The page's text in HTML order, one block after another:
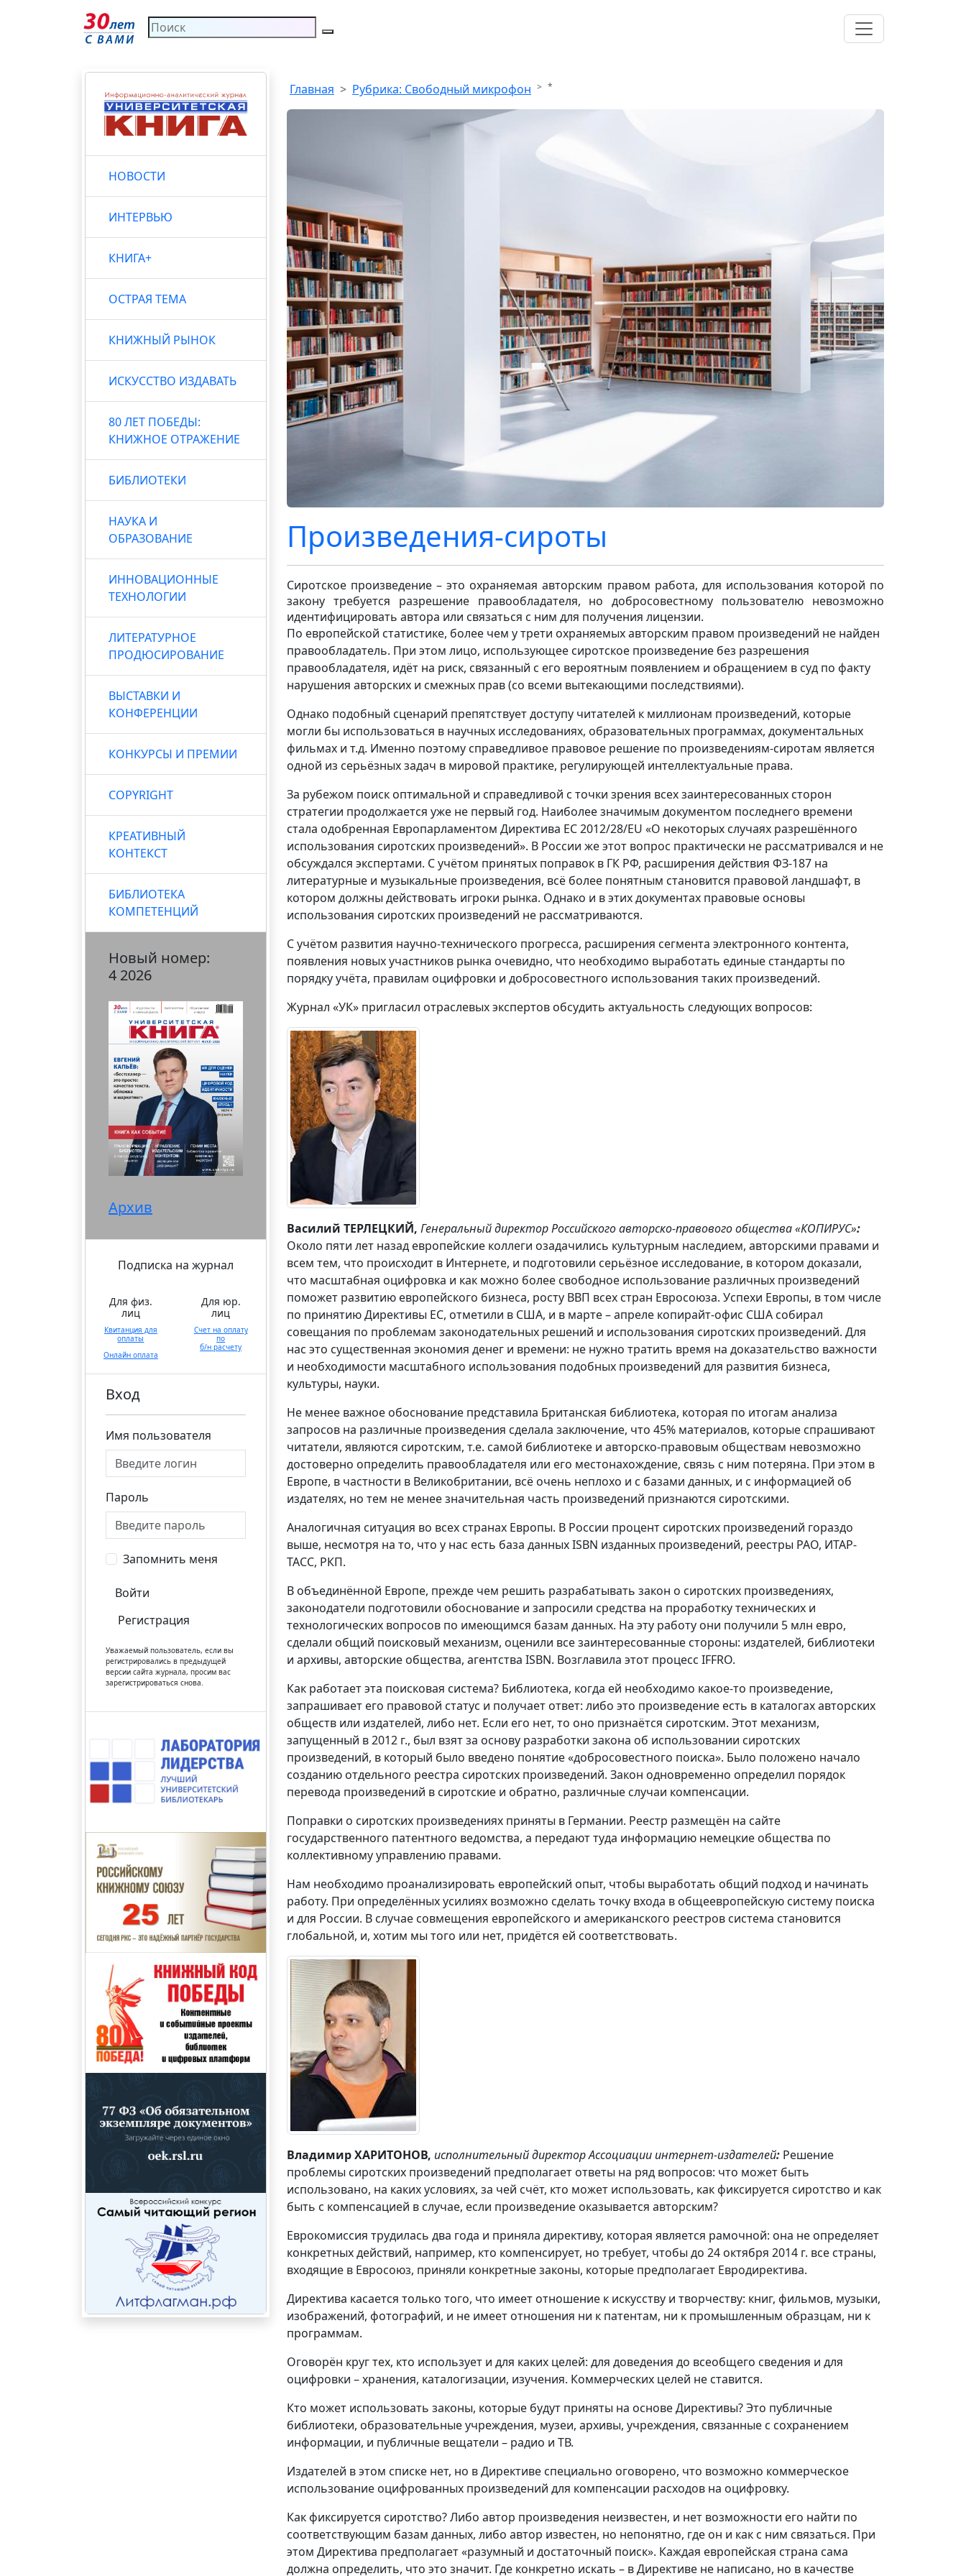
НОВОСТИ
ИНТЕРВЬЮ
КНИГА+
ОСТРАЯ ТЕМА
КНИЖНЫЙ РЫНОК
ИСКУССТВО ИЗДАВАТЬ
80 ЛЕТ ПОБЕДЫ:
КНИЖНОЕ ОТРАЖЕНИЕ
БИБЛИОТЕКИ
НАУКА И
ОБРАЗОВАНИЕ
ИННОВАЦИОННЫЕ
ТЕХНОЛОГИИ
ЛИТЕРАТУРНОЕ
ПРОДЮСИРОВАНИЕ
ВЫСТАВКИ И
КОНФЕРЕНЦИИ
КОНКУРСЫ И ПРЕМИИ
COPYRIGHT
КРЕАТИВНЫЙ
КОНТЕКСТ
БИБЛИОТЕКА
КОМПЕТЕНЦИЙ
Новый номер:
4 2026
Архив
Подписка на журнал
Для физ.
лиц
Квитанция для
оплаты
Онлайн оплата
Для юр.
лиц
Счет на оплату
по
б/н расчету
Вход
Имя пользователя
Пароль
Запомнить меня
Войти
Регистрация
Уважаемый пользователь, если вы
регистрировались в предыдущей
версии сайта журнала, просим вас
зарегистрироваться снова.
Главная Рубрика: Свободный микрофон *
Произведения-сироты
Сиротское произведение – это охраняемая авторским правом работа, для использования которой по
закону требуется разрешение правообладателя, но добросовестному пользователю невозможно
идентифицировать автора или связаться с ним для получения лицензии.
По европейской статистике, более чем у трети охраняемых авторским правом произведений не найден
правообладатель. При этом лицо, использующее сиротское произведение без разрешения
правообладателя, идёт на риск, связанный с его вероятным появлением и обращением в суд по факту
нарушения авторских и смежных прав (со всеми вытекающими последствиями).
Однако подобный сценарий препятствует доступу читателей к миллионам произведений, которые
могли бы использоваться в научных исследованиях, образовательных программах, документальных
фильмах и т.д. Именно поэтому справедливое правовое решение по произведениям-сиротам является
одной из серьёзных задач в мировой практике, регулирующей интеллектуальные права.
За рубежом поиск оптимальной и справедливой с точки зрения всех заинтересованных сторон
стратегии продолжается уже не первый год. Наиболее значимым документом последнего времени
стала одобренная Европарламентом Директива ЕС 2012/28/EU «О некоторых случаях разрешённого
использования сиротских произведений». В России же этот вопрос практически не рассматривался и не
обсуждался экспертами. С учётом принятых поправок в ГК РФ, расширения действия ФЗ-187 на
литературные и музыкальные произведения, всё более понятным становится правовой ландшафт, в
котором должны действовать игроки рынка. Однако и в этих документах правовые основы
использования сиротских произведений не рассматриваются.
С учётом развития научно-технического прогресса, расширения сегмента электронного контента,
появления новых участников рынка очевидно, что необходимо выработать единые стандарты по
порядку учёта, правилам оцифровки и добросовестного использования таких произведений.
Журнал «УК» пригласил отраслевых экспертов обсудить актуальность следующих вопросов:
Василий ТЕРЛЕЦКИЙ, Генеральный директор Российского авторско-правового общества «КОПИРУС»:
Около пяти лет назад европейские коллеги озадачились культурным наследием, авторскими правами и
всем тем, что происходит в Интернете, и подготовили серьёзное исследование, в котором доказали,
что масштабная оцифровка и как можно более свободное использование различных произведений
поможет развитию европейского бизнеса, росту ВВП всех стран Евросоюза. Успехи Европы, в том числе
по принятию Директивы ЕС, отметили в США, и в марте – апреле копирайт-офис США собирал
совещания по проблемам законодательных решений и использования сиротских произведений. Для
нас это существенная экономия денег и времени: не нужно тратить время на доказательство важности
и необходимости масштабного использования подобных произведений для развития бизнеса,
культуры, науки.
Не менее важное обоснование представила Британская библиотека, которая по итогам анализа
запросов на различные произведения сделала заключение, что 45% материалов, которые спрашивают
читатели, являются сиротским, т.е. самой библиотеке и авторско-правовым обществам невозможно
достоверно определить правообладателя или его местонахождение, связь с ним потеряна. При этом в
Европе, в частности в Великобритании, всё очень неплохо и с базами данных, и с информацией об
издателях, но тем не менее значительная часть произведений признаются сиротскими.
Аналогичная ситуация во всех странах Европы. В России процент сиротских произведений гораздо
выше, несмотря на то, что у нас есть база данных ISBN изданных произведений, реестры РАО, ИТАР-
ТАСС, РКП.
В объединённой Европе, прежде чем решить разрабатывать закон о сиротских произведениях,
законодатели подготовили обоснование и запросили средства на проработку технических и
технологических вопросов по имеющимся базам данных. На эту работу они получили 5 млн евро,
сделали общий поисковый механизм, оценили все заинтересованные стороны: издателей, библиотеки
и архивы, авторские общества, агентства ISBN. Возглавила этот процесс IFFRO.
Как работает эта поисковая система? Библиотека, когда ей необходимо какое-то произведение,
запрашивает его правовой статус и получает ответ: либо это произведение есть в каталогах авторских
обществ или издателей, либо нет. Если его нет, то оно признаётся сиротским. Этот механизм,
запущенный в 2012 г., был взят за основу разработки закона об использовании сиротских
произведений, в который было введено понятие «добросовестного поиска». Было положено начало
созданию отдельного реестра сиротских произведений. Закон одновременно определил порядок
перевода произведений в сиротские и обратно, различные случаи компенсации.
Поправки о сиротских произведениях приняты в Германии. Реестр размещён на сайте
государственного патентного ведомства, а передают туда информацию немецкие общества по
коллективному управлению правами.
Нам необходимо проанализировать европейский опыт, чтобы выработать общий подход и начинать
работу. При определённых усилиях возможно сделать точку входа в общеевропейскую систему поиска
и для России. В случае совмещения европейского и американского реестров система становится
глобальной, и, хотим мы того или нет, придётся ей соответствовать.
Владимир ХАРИТОНОВ, исполнительный директор Ассоциации интернет-издателей: Решение
проблемы сиротских произведений предполагает ответы на ряд вопросов: что может быть
использовано, на каких условиях, за чей счёт, кто может использовать, как фиксируется сиротство и как
быть с компенсацией в случае, если произведение оказывается авторским?
Еврокомиссия трудилась два года и приняла директиву, которая является рамочной: она не определяет
конкретных действий, например, кто компенсирует, но требует, чтобы до 24 октября 2014 г. все страны,
входящие в Евросоюз, приняли конкретные законы, которые предполагает Евродиректива.
Директива касается только того, что имеет отношение к искусству и творчеству: книг, фильмов, музыки,
изображений, фотографий, и не имеет отношения ни к патентам, ни к промышленным образцам, ни к
программам.
Оговорён круг тех, кто использует и для каких целей: для доведения до всеобщего сведения и для
оцифровки – хранения, каталогизации, изучения. Коммерческих целей не ставится.
Кто может использовать законы, которые будут приняты на основе Директивы? Это публичные
библиотеки, образовательные учреждения, музеи, архивы, учреждения, связанные с сохранением
информации, и публичные вещатели – радио и ТВ.
Издателей в этом списке нет, но в Директиве специально оговорено, что возможно коммерческое
использование оцифрованных произведений для компенсации расходов на оцифровку.
Как фиксируется сиротство? Либо автор произведения неизвестен, и нет возможности его найти по
соответствующим базам данных, либо автор известен, но непонятно, где он и как с ним связаться. При
этом Директива предполагает «разумный и достаточный поиск». Каждая европейская страна сама
должна определить, что это значит. Где конкретно искать – в Директиве не написано, но в качестве